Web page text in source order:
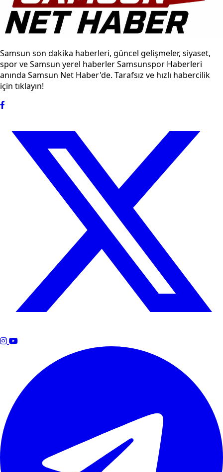
Samsun son dakika haberleri, güncel gelişmeler, siyaset,
spor ve Samsun yerel haberler Samsunspor Haberleri
anında Samsun Net Haber'de. Tarafsız ve hızlı habercilik
için tıklayın!